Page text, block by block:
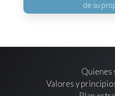
de su
Quienes
Valores y